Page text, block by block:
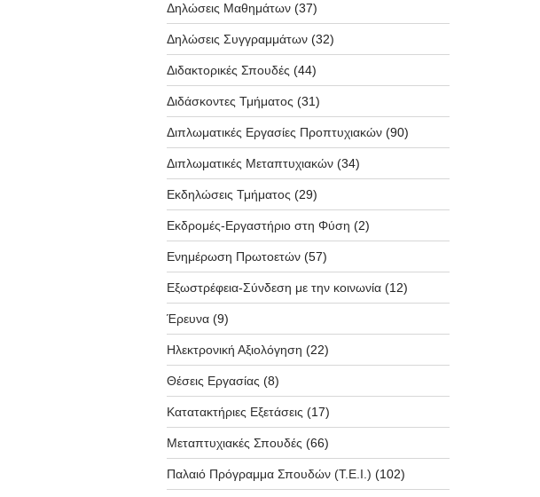
Δηλώσεις Μαθημάτων(37)
Δηλώσεις Συγγραμμάτων(32)
Διδακτορικές Σπουδές (44)
Διδάσκοντες Τμήματος (31)
Διπλωματικές Εργασίες Προπτυχιακών(90)
Διπλωματικές Μεταπτυχιακών(34)
Εκδηλώσεις Τμήματος (29)
Εκδρομές-Εργαστήριο στη Φύση (2)
Ενημέρωση Πρωτοετών(57)
Εξωστρέφεια-Σύνδεση με την κοινωνία(12)
Έρευνα(9)
Ηλεκτρονική Αξιολόγηση (22)
Θέσεις Εργασίας (8)
Κατατακτήριες Εξετάσεις (17)
Μεταπτυχιακές Σπουδές (66)
Παλαιό Πρόγραμμα Σπουδών (T.E.I.) (102)